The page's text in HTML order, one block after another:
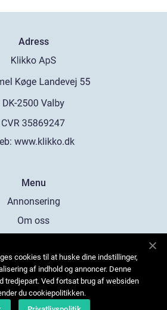
Adress
www.klikko.dk
Menu
Annonsering
Om oss
Kontakta oss
Sitemap
cookies til at huske dine indstillinger,
af indhold og annoncer. Denne
tredjepart. Ved fortsat brug af websiden
du cookiepolitikken.